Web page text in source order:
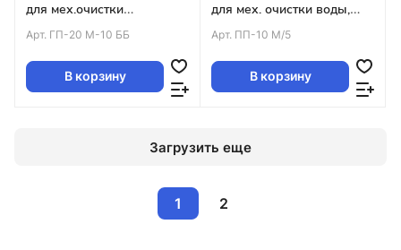
для мех.очистки
воды.Пористость 20
Арт. ГП-20 М-10 ББ
В корзину
для мех. очистки воды,
Пористость 10 мкр., SLIM 5
Арт. ПП-10 М/5
В корзину
Загрузить еще
1 2